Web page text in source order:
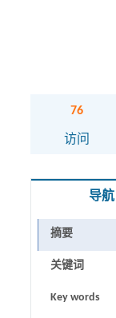
76
访问
导航
摘要
关键词
Key words